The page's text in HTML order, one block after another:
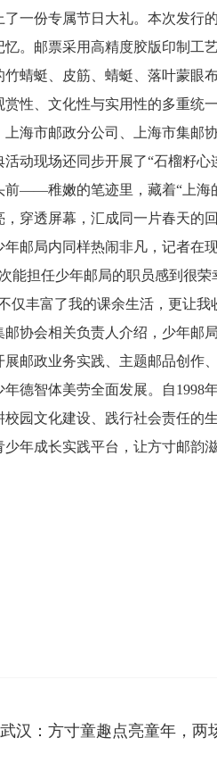
一份专属节日大礼。 本次发行
忆。邮票采用高精度胶版印制工
竹蜻蜓、皮筋、蜻蜓、落叶蒙眼
性、文化性与实用性的多重统一
海市邮政分公司、上海市集邮
活动现场还同步开展了“石榴籽
前——稚嫩的笔迹里，藏着“上海
，穿透屏幕，汇成同一片春天的
局内同样热闹非凡，记者在现
能担任少年邮局的职员感到很
仅丰富了我的课余生活，更让
会相关负责人介绍，少年邮局
展邮政业务实践、主题邮品创作
德智体美劳全面发展。自1998
校园文化建设、践行社会责任的
年成长实践平台，让方寸邮韵
武汉：方寸童趣点亮童年，两